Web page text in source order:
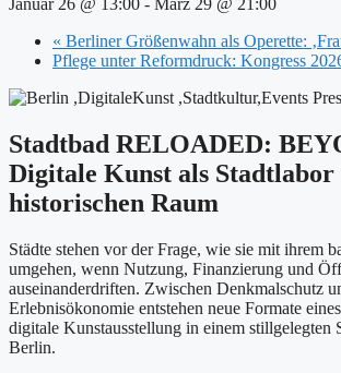
Januar 26 @ 13:00 - März 29 @ 21:00
« Berliner Größenwahn als Operette:
Pflege unter Reformdruck: Kongress
Stadtbad RELOADED:
Digitale Kunst als Stadtlabor
historischen Raum
Städte stehen vor der Frage, wie sie mit ihrem
umgehen, wenn Nutzung, Finanzierung und
auseinanderdriften. Zwischen Denkmalschutz
Erlebnisökonomie entstehen neue Formate
digitale Kunstausstellung in einem stillgelegten
Berlin.